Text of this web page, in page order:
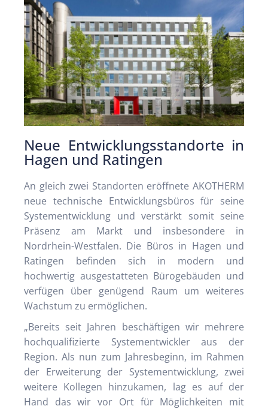
Neue Entwicklungsstandorte in
Hagen und Ratingen
An gleich zwei Standorten eröffnete AKOTHERM
neue technische Entwicklungsbüros für seine
Systementwicklung und verstärkt somit seine
Präsenz am Markt und insbesondere in
Nordrhein-Westfalen. Die Büros in Hagen und
Ratingen befinden sich in modern und
hochwertig ausgestatteten Bürogebäuden und
verfügen über genügend Raum um weiteres
Wachstum zu ermöglichen.
„Bereits seit Jahren beschäftigen wir mehrere
hochqualifizierte Systementwickler aus der
Region. Als nun zum Jahresbeginn, im Rahmen
der Erweiterung der Systementwicklung, zwei
weitere Kollegen hinzukamen, lag es auf der
Hand das wir vor Ort für Möglichkeiten mit